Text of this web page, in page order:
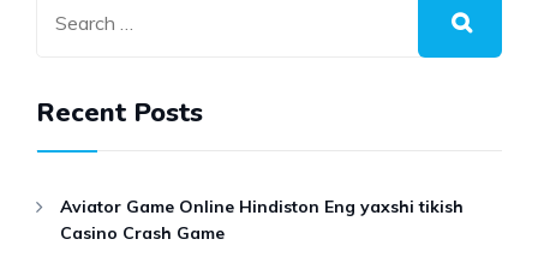
Recent Posts
Aviator Game Online Hindiston Eng yaxshi tikish
Casino Crash Game